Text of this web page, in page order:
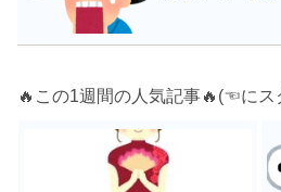
🔥この1週間の人気記事🔥(☜にス